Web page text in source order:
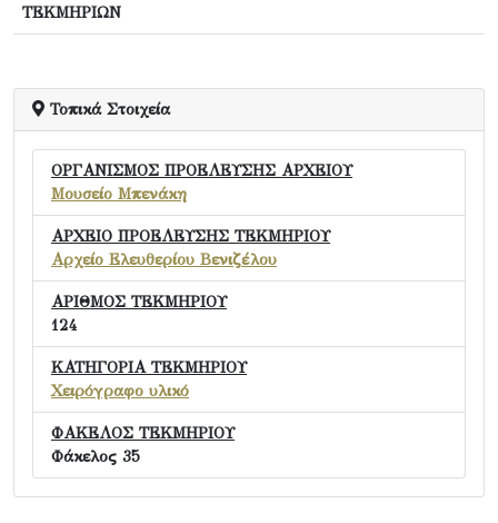
ΤΕΚΜΗΡΙΩΝ
Τοπικά Στοιχεία
ΟΡΓΑΝΙΣΜΟΣ ΠΡΟΕΛΕΥΣΗΣ ΑΡΧΕΙΟΥ
Μουσείο Μπενάκη
ΑΡΧΕΙΟ ΠΡΟΕΛΕΥΣΗΣ ΤΕΚΜΗΡΙΟΥ
Αρχείο Ελευθερίου Βενιζέλου
ΑΡΙΘΜΟΣ ΤΕΚΜΗΡΙΟΥ
124
ΚΑΤΗΓΟΡΙΑ ΤΕΚΜΗΡΙΟΥ
Χειρόγραφο υλικό
ΦΑΚΕΛΟΣ ΤΕΚΜΗΡΙΟΥ
Φάκελος 35